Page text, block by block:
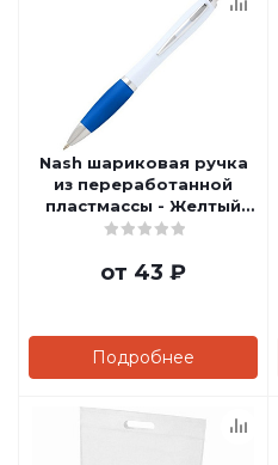
Nash шариковая ручка
из переработанной
пластмассы - Желтый
(черные чернила)
от 43 ₽
Подробнее